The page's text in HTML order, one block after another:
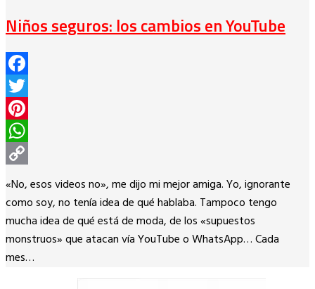
Niños seguros: los cambios en YouTube
Facebook
Twitter
Pinterest
WhatsApp
Copy
Link
«No, esos videos no», me dijo mi mejor amiga. Yo, ignorante
como soy, no tenía idea de qué hablaba. Tampoco tengo
mucha idea de qué está de moda, de los «supuestos
monstruos» que atacan vía YouTube o WhatsApp… Cada
mes…